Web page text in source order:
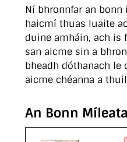
Ní bhronnfar an bonn
haicmí thuas luaite
duine amháin, ach is
san aicme sin a
bheadh dóthanach le
aicme chéanna a
An Bonn